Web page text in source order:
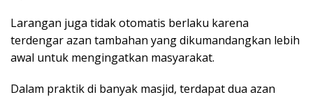
Larangan juga tidak otomatis berlaku karena
terdengar azan tambahan yang dikumandangkan lebih
awal untuk mengingatkan masyarakat.
Dalam praktik di banyak masjid, terdapat dua azan